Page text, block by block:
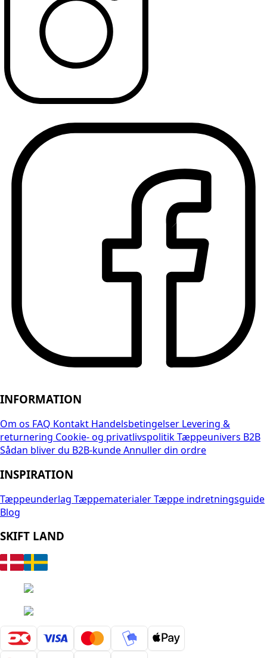
INFORMATION
Om os FAQ Kontakt Handelsbetingelser Levering &
returnering Cookie- og privatlivspolitikTæppeunivers B2B
Sådan bliver du B2B-kundeAnnuller din ordre
INSPIRATION
Tæppeunderlag TæppematerialerTæppe indretningsguide
Blog
SKIFT LAND